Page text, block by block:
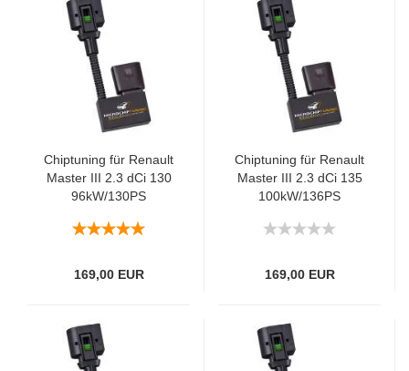
Chiptuning für Renault
Master III 2.3 dCi 130
96kW/130PS
169,00 EUR
Chiptuning für Renault
Master III 2.3 dCi 135
100kW/136PS
169,00 EUR